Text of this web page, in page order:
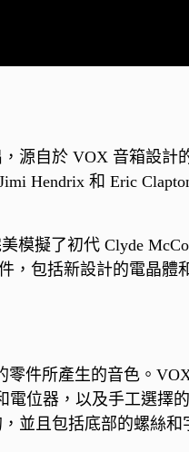
源自於 VOX 音箱設
Hendrix 和 Eric
模擬了初代 Clyde
，包括新設計的電晶
零件所產生的音色。
位器，以及手工選擇
並且包括底部的螺絲和